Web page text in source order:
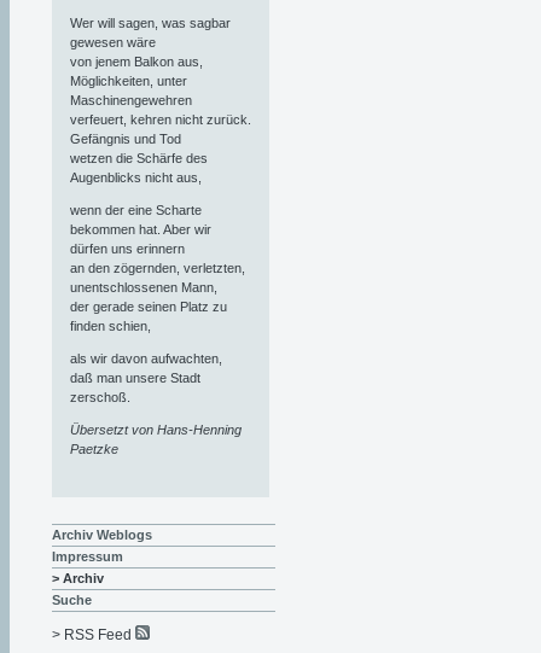
Wer will sagen, was sagbar
gewesen wäre
von jenem Balkon aus,
Möglichkeiten, unter
Maschinengewehren
verfeuert, kehren nicht zurück.
Gefängnis und Tod
wetzen die Schärfe des
Augenblicks nicht aus,
wenn der eine Scharte
bekommen hat. Aber wir
dürfen uns erinnern
an den zögernden, verletzten,
unentschlossenen Mann,
der gerade seinen Platz zu
finden schien,
als wir davon aufwachten,
daß man unsere Stadt
zerschoß.
Übersetzt von Hans-Henning
Paetzke
Archiv Weblogs
Impressum
> Archiv
Suche
> RSS Feed